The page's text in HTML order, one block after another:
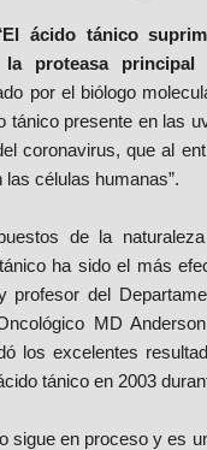
El ácido tánico
proteasa
por el biólogo
tánico presente en las
coronavirus, que al
las células humanas”.
de la
ha sido el más
profesor del
MD
los excelentes
tánico en 2003
sigue en proceso y es